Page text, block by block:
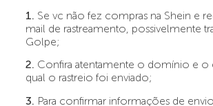
1. Se vc não fez compras na Shein e
mail de rastreamento, possivelmente
Golpe;
2. Confira atentamente o domínio e o
qual o rastreio foi enviado;
3. Para confirmar informações de